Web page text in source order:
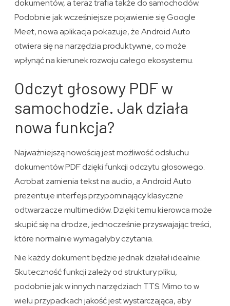
dokumentów, a teraz trafia także do samochodów.
Podobnie jak wcześniejsze pojawienie się Google
Meet, nowa aplikacja pokazuje, że Android Auto
otwiera się na narzędzia produktywne, co może
wpłynąć na kierunek rozwoju całego ekosystemu.
Odczyt głosowy PDF w
samochodzie. Jak działa
nowa funkcja?
Najważniejszą nowością jest możliwość odsłuchu
dokumentów PDF dzięki funkcji odczytu głosowego.
Acrobat zamienia tekst na audio, a Android Auto
prezentuje interfejs przypominający klasyczne
odtwarzacze multimediów. Dzięki temu kierowca może
skupić się na drodze, jednocześnie przyswajając treści,
które normalnie wymagałyby czytania.
Nie każdy dokument będzie jednak działał idealnie.
Skuteczność funkcji zależy od struktury pliku,
podobnie jak w innych narzędziach TTS. Mimo to w
wielu przypadkach jakość jest wystarczająca, aby